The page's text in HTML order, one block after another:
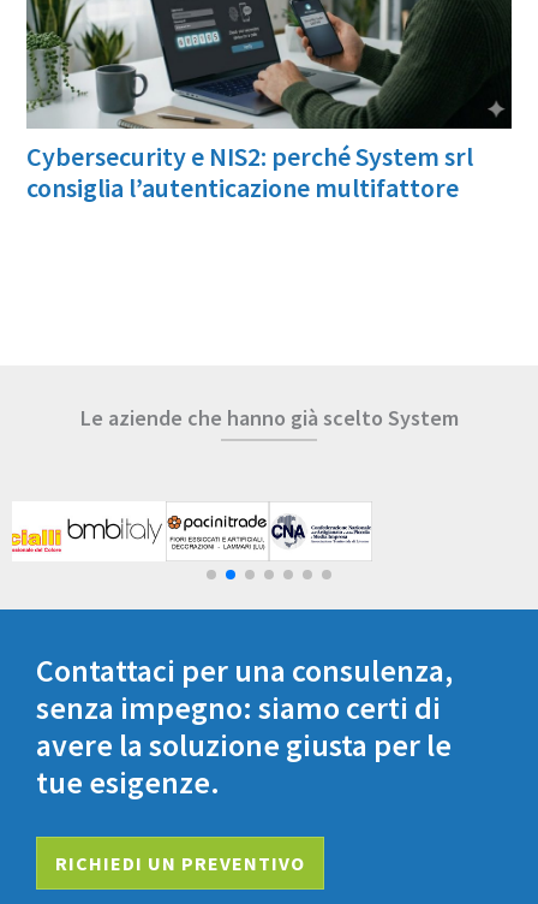
Cybersecurity e NIS2: perché System srl
consiglia l’autenticazione multifattore
Le aziende che hanno già scelto System
Contattaci per una consulenza,
senza impegno: siamo certi di
avere la soluzione giusta per le
tue esigenze.
RICHIEDI UN PREVENTIVO